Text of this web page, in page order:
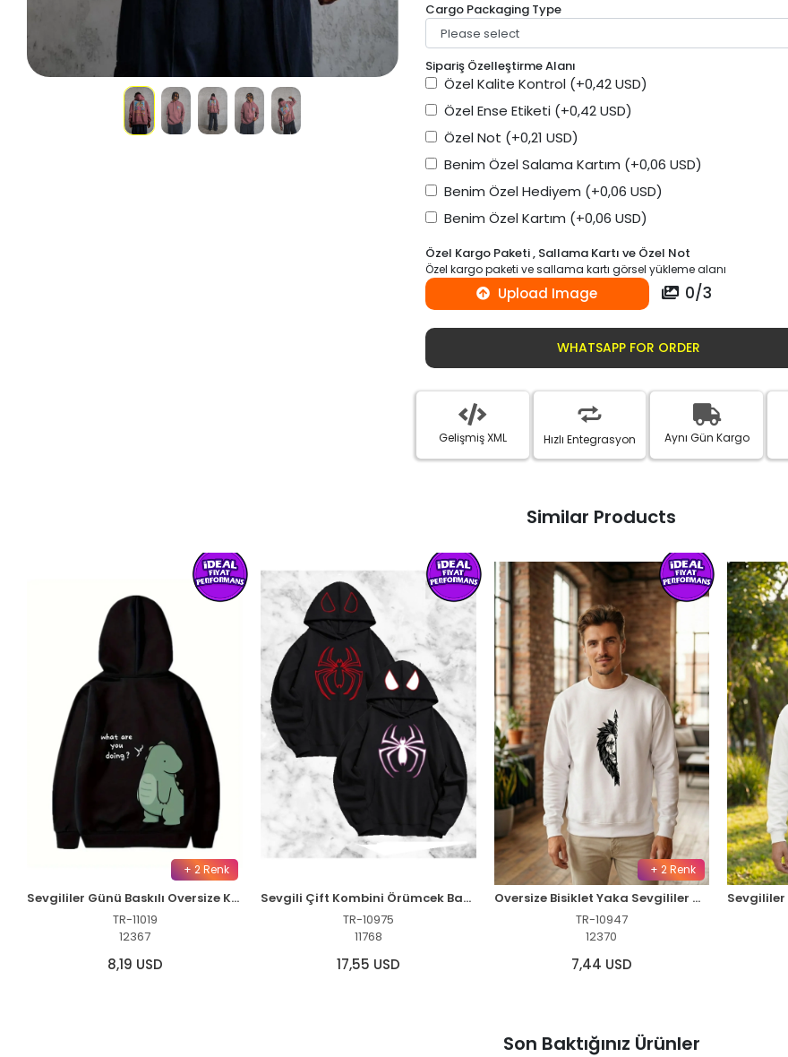
Cargo Packaging Type
Sipariş Özelleştirme Alanı
Özel Kalite Kontrol (+0,42 USD)
Özel Ense Etiketi (+0,42 USD)
Özel Not (+0,21 USD)
Benim Özel Salama Kartım (+0,06 USD)
Benim Özel Hediyem (+0,06 USD)
Benim Özel Kartım (+0,06 USD)
Özel Kargo Paketi , Sallama Kartı ve Özel Not
Özel kargo paketi ve sallama kartı görsel yükleme alanı
Upload Image 0/3
WHATSAPP FOR ORDER
Gelişmiş XML Hızlı Entegrasyon Aynı Gün Kargo
Similar Products
+ 2 Renk
Sevgililer Günü Baskılı Oversize Kapüşonlu Sweatshirt Hoodie - Siyah
TR-11019
12367
8,19 USD
Sevgili Çift Kombini Örümcek Baskılı Kapüşonlu Sweatshirt Hoodie - Siyah
TR-10975
11768
17,55 USD
+ 2 Renk
Oversize Bisiklet Yaka Sevgililer Günü Baskılı Sweatshirt - Beyaz
TR-10947
12370
7,44 USD
Son Baktığınız Ürünler